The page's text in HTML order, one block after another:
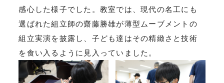
感心した様子でした。教室では、現代の名工にも
選ばれた組立師の齋藤勝雄が薄型ムーブメントの
組立実演を披露し、子ども達はその精緻さと技術
を食い入るように見入っていました。